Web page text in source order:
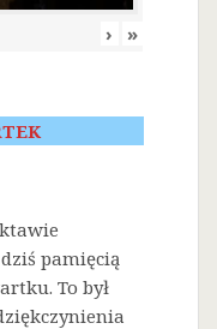
› »
pamięcią
To był